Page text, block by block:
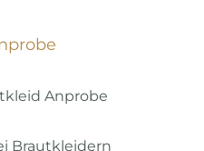
Anprobe
Brautkleidern